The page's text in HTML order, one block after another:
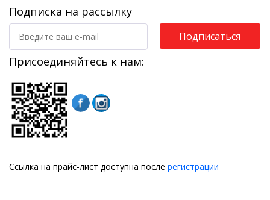
Подписка на рассылку
Подписаться
Присоединяйтесь к нам:
Ссылка на прайс-лист доступна после регистрации